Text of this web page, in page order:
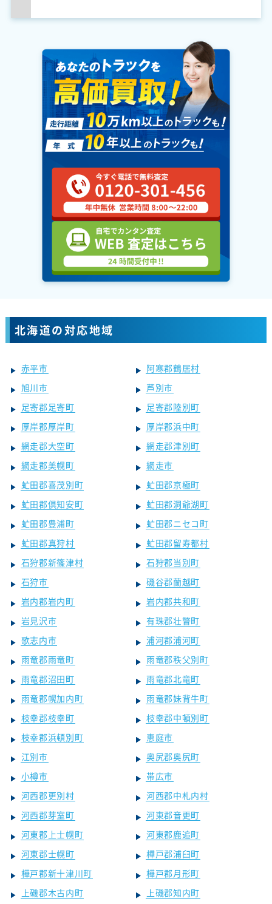
北海道の対応地域
赤平市
阿寒郡鶴居村
旭川市
芦別市
足寄郡足寄町
足寄郡陸別町
厚岸郡厚岸町
厚岸郡浜中町
網走郡大空町
網走郡津別町
網走郡美幌町
網走市
虻田郡喜茂別町
虻田郡京極町
虻田郡倶知安町
虻田郡洞爺湖町
虻田郡豊浦町
虻田郡ニセコ町
虻田郡真狩村
虻田郡留寿都村
石狩郡新篠津村
石狩郡当別町
石狩市
磯谷郡蘭越町
岩内郡岩内町
岩内郡共和町
岩見沢市
有珠郡壮瞥町
歌志内市
浦河郡浦河町
雨竜郡雨竜町
雨竜郡秩父別町
雨竜郡沼田町
雨竜郡北竜町
雨竜郡幌加内町
雨竜郡妹背牛町
枝幸郡枝幸町
枝幸郡中頓別町
枝幸郡浜頓別町
恵庭市
江別市
奥尻郡奥尻町
小樽市
帯広市
河西郡更別村
河西郡中札内村
河西郡芽室町
河東郡音更町
河東郡上士幌町
河東郡鹿追町
河東郡士幌町
樺戸郡浦臼町
樺戸郡新十津川町
樺戸郡月形町
上磯郡木古内町
上磯郡知内町